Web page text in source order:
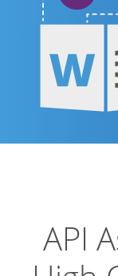
API